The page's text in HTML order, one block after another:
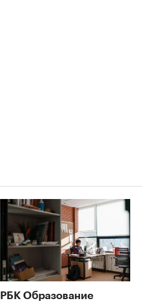
РБК Образование